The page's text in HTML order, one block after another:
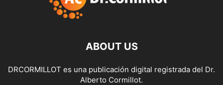
ABOUT US
DRCORMILLOT es una publicación digital registrada del Dr.
Alberto Cormillot.